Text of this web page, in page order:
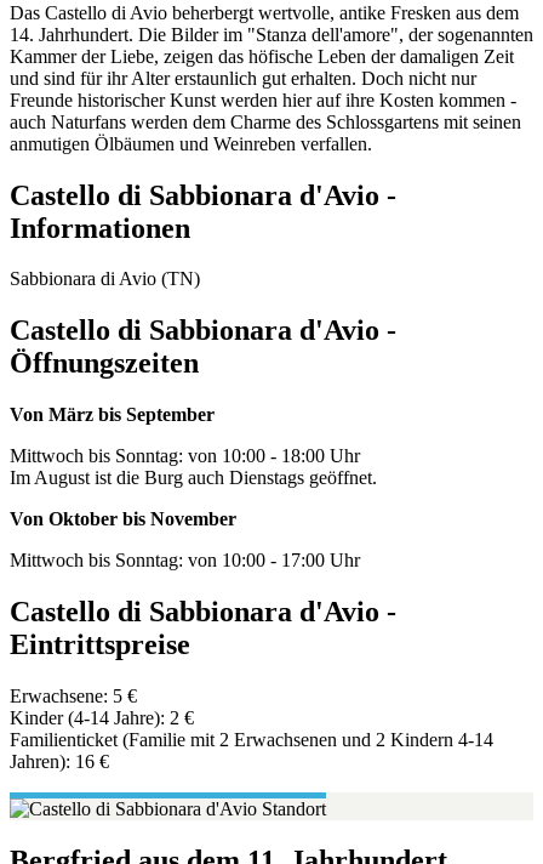
Das Castello di Avio beherbergt wertvolle, antike Fresken aus dem
14. Jahrhundert. Die Bilder im "Stanza dell'amore", der sogenannten
Kammer der Liebe, zeigen das höfische Leben der damaligen Zeit
und sind für ihr Alter erstaunlich gut erhalten. Doch nicht nur
Freunde historischer Kunst werden hier auf ihre Kosten kommen -
auch Naturfans werden dem Charme des Schlossgartens mit seinen
anmutigen Ölbäumen und Weinreben verfallen.
Castello di Sabbionara d'Avio -
Informationen
Sabbionara di Avio (TN)
Castello di Sabbionara d'Avio -
Öffnungszeiten
Von März bis September
Mittwoch bis Sonntag: von 10:00 - 18:00 Uhr
Im August ist die Burg auch Dienstags geöffnet.
Von Oktober bis November
Mittwoch bis Sonntag: von 10:00 - 17:00 Uhr
Castello di Sabbionara d'Avio -
Eintrittspreise
Erwachsene: 5 €
Kinder (4-14 Jahre): 2 €
Familienticket (Familie mit 2 Erwachsenen und 2 Kindern 4-14
Jahren): 16 €